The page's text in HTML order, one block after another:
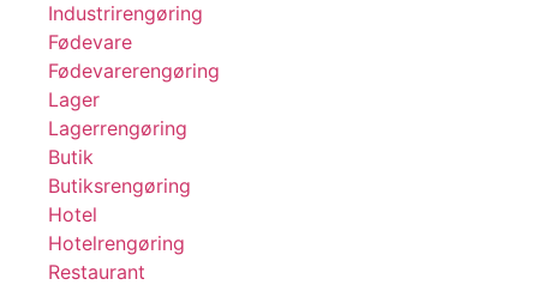
Industrirengøring
Fødevare
Fødevarerengøring
Lager
Lagerrengøring
Butik
Butiksrengøring
Hotel
Hotelrengøring
Restaurant